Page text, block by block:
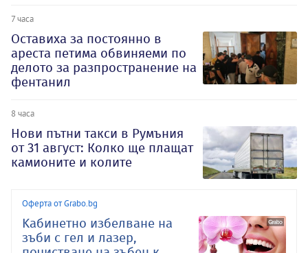
7 часа
Оставиха за постоянно в
ареста петима обвиняеми по
делото за разпространение на
фентанил
8 часа
Нови пътни такси в Румъния
от 31 август: Колко ще плащат
камионите и колите
Оферта от Grabo.bg
Kабинетно избелване на
зъби с гел и лазер,